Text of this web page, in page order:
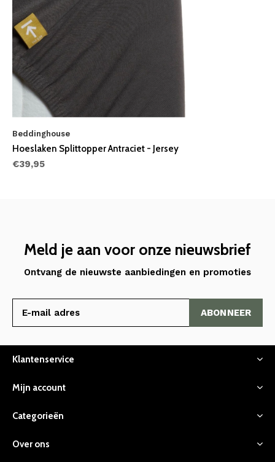
Beddinghouse
Hoeslaken Splittopper Antraciet - Jersey
€39,95
Meld je aan voor onze nieuwsbrief
Ontvang de nieuwste aanbiedingen en promoties
ABONNEER
Klantenservice
Mijn account
Categorieën
Over ons